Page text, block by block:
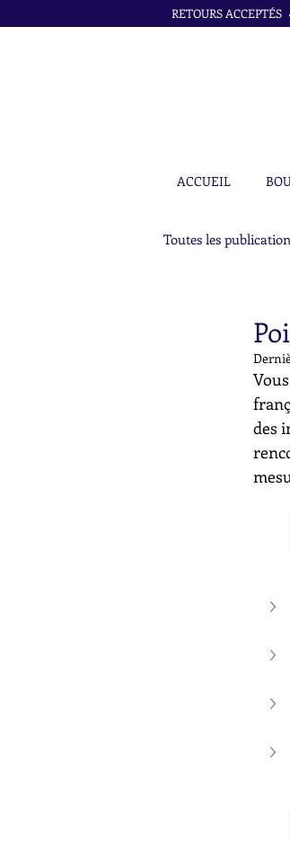
RETOURS
ACCUEIL
Toutes les
des